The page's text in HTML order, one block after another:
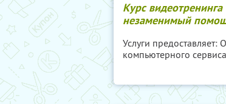
Курс
незаменимый
Услуги предоставляет:
компьютерного